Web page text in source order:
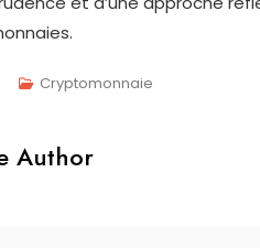
Cryptomonnaie
Author